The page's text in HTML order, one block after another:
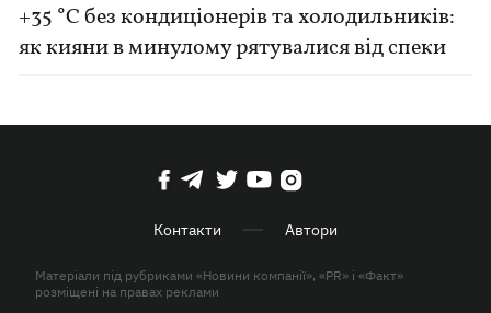
+35 °C без кондиціонерів та холодильників:
як кияни в минулому рятувалися від спеки
Контакти Автори
Матеріали під рубриками «Новини компанії», «PR» і «Факт»
розміщені на правах реклами